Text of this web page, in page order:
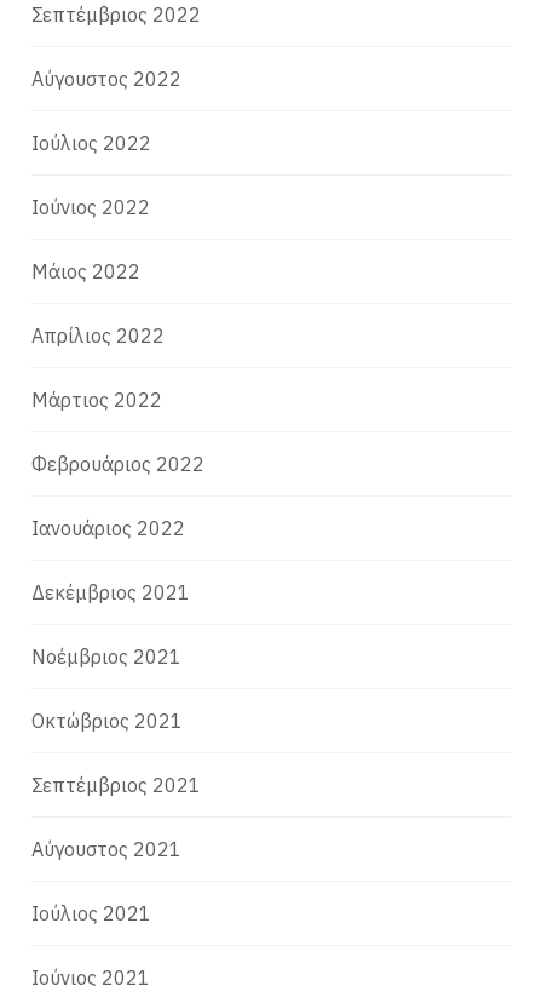
Σεπτέμβριος 2022
Αύγουστος 2022
Ιούλιος 2022
Ιούνιος 2022
Μάιος 2022
Απρίλιος 2022
Μάρτιος 2022
Φεβρουάριος 2022
Ιανουάριος 2022
Δεκέμβριος 2021
Νοέμβριος 2021
Οκτώβριος 2021
Σεπτέμβριος 2021
Αύγουστος 2021
Ιούλιος 2021
Ιούνιος 2021